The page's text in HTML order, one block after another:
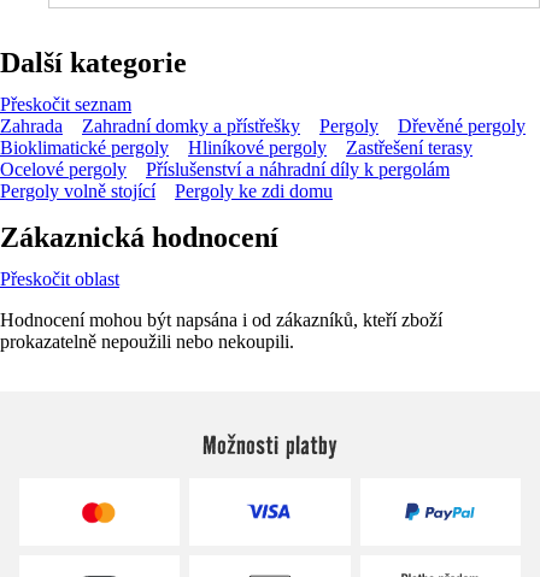
Další kategorie
Přeskočit seznam
Zahrada
Zahradní domky a přístřešky Pergoly
Dřevěné pergoly
Bioklimatické pergoly
Hliníkové pergoly
Zastřešení terasy
Ocelové pergoly
Příslušenství a náhradní díly k pergolám
Pergoly volně stojící
Pergoly ke zdi domu
Zákaznická hodnocení
Přeskočit oblast
Hodnocení mohou být napsána i od zákazníků, kteří zboží
prokazatelně nepoužili nebo nekoupili.
Možnosti platby